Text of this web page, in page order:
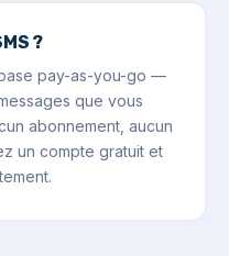
?
pay-as-you-go —
que vous
abonnement, aucun
un compte gratuit et